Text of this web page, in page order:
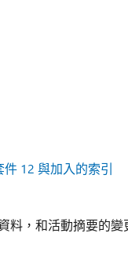
12 與加入的索引
料，和活動摘要的